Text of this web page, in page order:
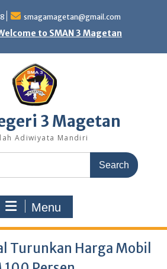
smagamagetan@gmail.com
to SMAN 3 Magetan
3 Magetan
Adiwiyata Mandiri
Menu
Turunkan Harga Mobil